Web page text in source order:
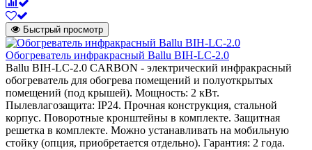
Быстрый просмотр
Обогреватель инфракрасный Ballu BIH-LC-2.0
Ballu BIH-LС-2.0 CARBON - электрический инфракрасный
обогреватель для обогрева помещений и полуоткрытых
помещений (под крышей). Мощность: 2 кВт.
Пылевлагозащита: IP24. Прочная конструкция, стальной
корпус. Поворотные кронштейны в комплекте. Защитная
решетка в комплекте. Можно устанавливать на мобильную
стойку (опция, приобретается отдельно). Гарантия: 2 года.